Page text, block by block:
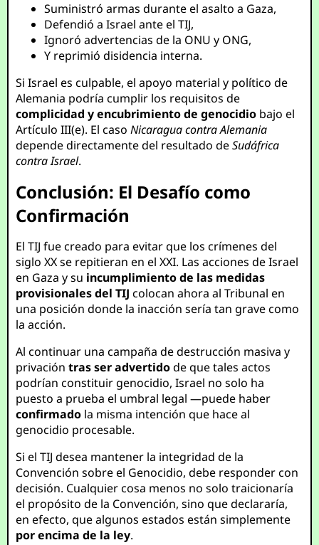
Suministró armas durante el asalto a Gaza,
Defendió a Israel ante el TIJ,
Ignoró advertencias de la ONU y ONG,
Y reprimió disidencia interna.
Si Israel es culpable, el apoyo material y político de
Alemania podría cumplir los requisitos de
complicidad y encubrimiento de genocidio bajo el
Artículo III(e). El casoNicaragua contra Alemania
depende directamente del resultado deSudáfrica
contra Israel.
Conclusión: El Desafío como
Confirmación
El TIJ fue creado para evitar que los crímenes del
siglo XX se repitieran en el XXI. Las acciones de Israel
en Gaza y su incumplimiento de las medidas
provisionales del TIJ colocan ahora al Tribunal en
una posición donde la inacción sería tan grave como
la acción.
Al continuar una campaña de destrucción masiva y
privacióntras ser advertidode que tales actos
podrían constituir genocidio, Israel no solo ha
puesto a prueba el umbral legal —puede haber
confirmado la misma intención que hace al
genocidio procesable.
Si el TIJ desea mantener la integridad de la
Convención sobre el Genocidio, debe responder con
decisión. Cualquier cosa menos no solo traicionaría
el propósito de la Convención, sino que declararía,
en efecto, que algunos estados están simplemente
por encima de la ley.